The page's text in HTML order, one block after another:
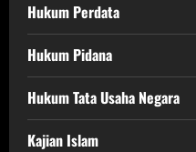
Hukum Perdata
Hukum Pidana
Hukum Tata Usaha Negara
Kajian Islam